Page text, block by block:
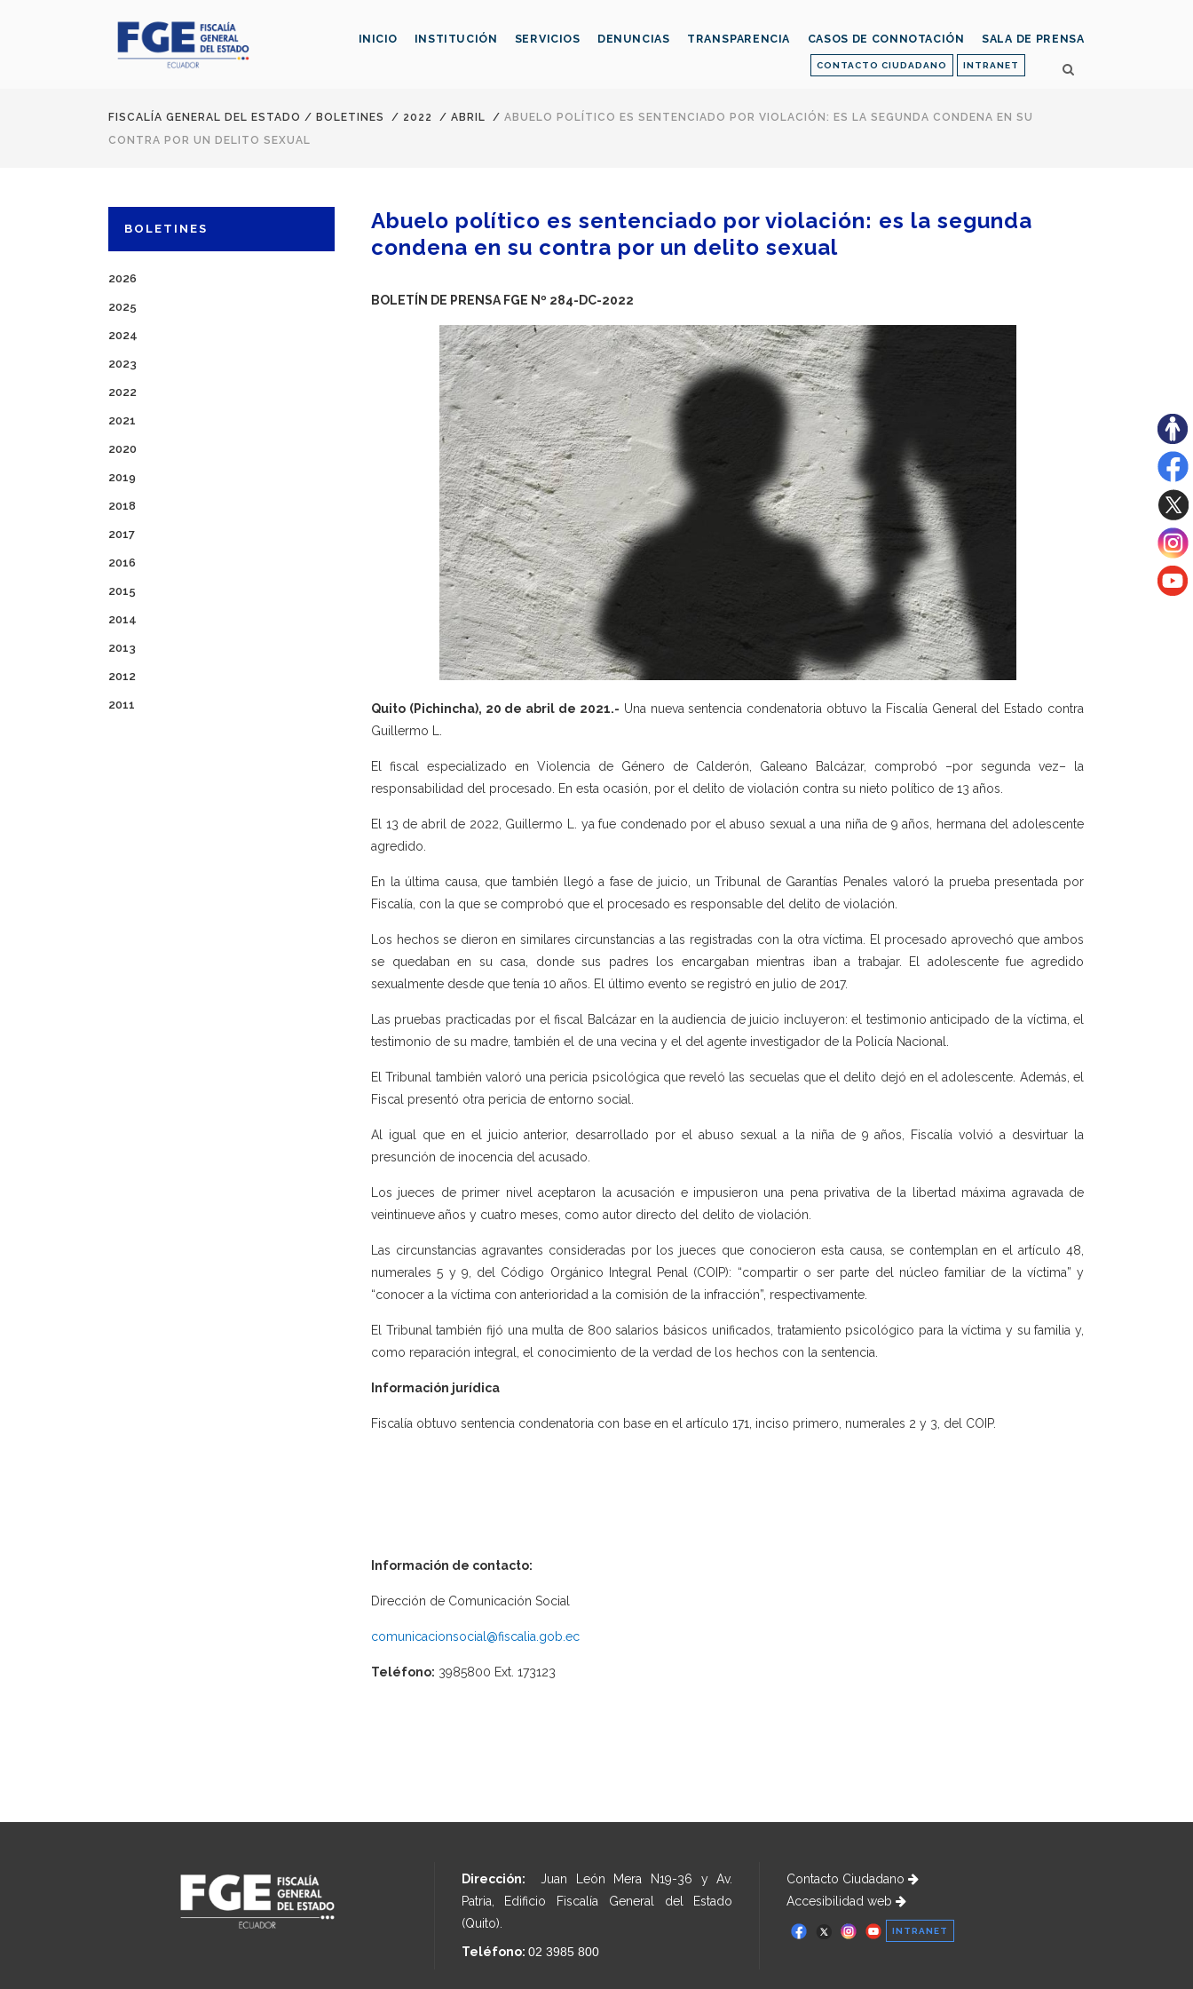
CONTACTO CIUDADANO INTRANET
INICIO INSTITUCIÓN SERVICIOS DENUNCIAS TRANSPARENCIA CASOS DE CONNOTACIÓN SALA DE PRENSA
FISCALÍA GENERAL DEL ESTADO / BOLETINES / 2022 / ABRIL / ABUELO POLÍTICO ES SENTENCIADO POR VIOLACIÓN: ES LA SEGUNDA CONDENA EN SU
CONTRA POR UN DELITO SEXUAL
BOLETINES
2026
2025
2024
2023
2022
2021
2020
2019
2018
2017
2016
2015
2014
2013
2012
2011
Abuelo político es sentenciado por violación: es la segunda
condena en su contra por un delito sexual
BOLETÍN DE PRENSA FGE Nº 284-DC-2022
Quito (Pichincha), 20 de abril de 2021.- Una nueva sentencia condenatoria obtuvo la Fiscalía General del Estado contra
Guillermo L.
El fiscal especializado en Violencia de Género de Calderón, Galeano Balcázar, comprobó –por segunda vez– la
responsabilidad del procesado. En esta ocasión, por el delito de violación contra su nieto político de 13 años.
El 13 de abril de 2022, Guillermo L. ya fue condenado por el abuso sexual a una niña de 9 años, hermana del adolescente
agredido.
En la última causa, que también llegó a fase de juicio, un Tribunal de Garantías Penales valoró la prueba presentada por
Fiscalía, con la que se comprobó que el procesado es responsable del delito de violación.
Los hechos se dieron en similares circunstancias a las registradas con la otra víctima. El procesado aprovechó que ambos
se quedaban en su casa, donde sus padres los encargaban mientras iban a trabajar. El adolescente fue agredido
sexualmente desde que tenía 10 años. El último evento se registró en julio de 2017.
Las pruebas practicadas por el fiscal Balcázar en la audiencia de juicio incluyeron: el testimonio anticipado de la víctima, el
testimonio de su madre, también el de una vecina y el del agente investigador de la Policía Nacional.
El Tribunal también valoró una pericia psicológica que reveló las secuelas que el delito dejó en el adolescente. Además, el
Fiscal presentó otra pericia de entorno social.
Al igual que en el juicio anterior, desarrollado por el abuso sexual a la niña de 9 años, Fiscalía volvió a desvirtuar la
presunción de inocencia del acusado.
Los jueces de primer nivel aceptaron la acusación e impusieron una pena privativa de la libertad máxima agravada de
veintinueve años y cuatro meses, como autor directo del delito de violación.
Las circunstancias agravantes consideradas por los jueces que conocieron esta causa, se contemplan en el artículo 48,
numerales 5 y 9, del Código Orgánico Integral Penal (COIP): “compartir o ser parte del núcleo familiar de la víctima” y
“conocer a la víctima con anterioridad a la comisión de la infracción”, respectivamente.
El Tribunal también fijó una multa de 800 salarios básicos unificados, tratamiento psicológico para la víctima y su familia y,
como reparación integral, el conocimiento de la verdad de los hechos con la sentencia.
Información jurídica
Fiscalía obtuvo sentencia condenatoria con base en el artículo 171, inciso primero, numerales 2 y 3, del COIP.
Información de contacto:
Dirección de Comunicación Social
comunicacionsocial@fiscalia.gob.ec
Teléfono: 3985800 Ext. 173123
Dirección: Juan León Mera N19-36 y Av.
Patria, Edificio Fiscalía General del Estado
(Quito).
Teléfono: 02 3985 800
Contacto Ciudadano
Accesibilidad web
INTRANET